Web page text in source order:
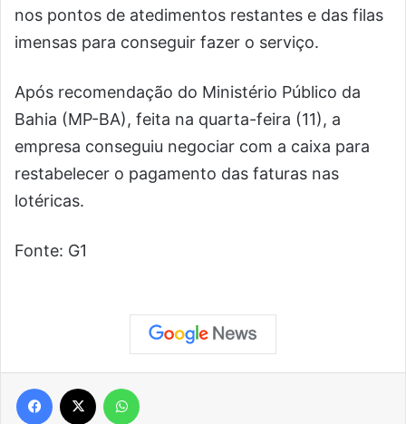
nos pontos de atedimentos restantes e das filas
imensas para conseguir fazer o serviço.
Após recomendação do Ministério Público da
Bahia (MP-BA), feita na quarta-feira (11), a
empresa conseguiu negociar com a caixa para
restabelecer o pagamento das faturas nas
lotéricas.
Fonte: G1